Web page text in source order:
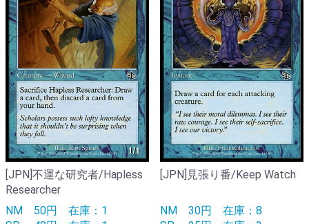
[JPN]不運な研究者/Hapless
Researcher
NM 50円 在庫：1
[JPN]見張り番/Keep Watch
NM 30円 在庫：8